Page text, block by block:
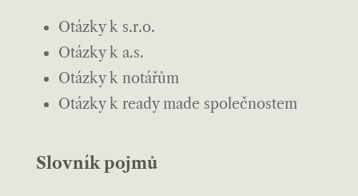
Otázky k s.r.o.
Otázky k a.s.
Otázky k notářům
Otázky k ready made společnostem
Slovník pojmů